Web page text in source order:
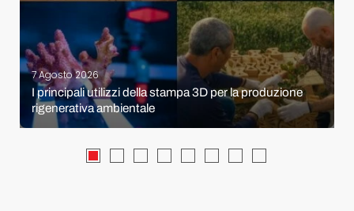
7 Agosto 2026
I principali utilizzi della stampa 3D per la produzione
rigenerativa ambientale